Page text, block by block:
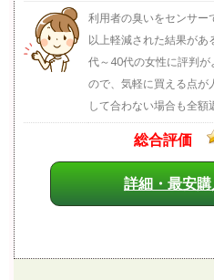
利用者の臭いをセンサー
以上軽減された結果が
代～40代の女性に評判
ので、気軽に買える点が
して合わない場合も全額
総合評価
詳細・最安